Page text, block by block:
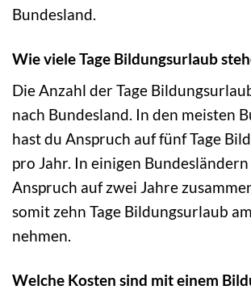
Bundesland.
Wie viele Tage Bildungsurlaub
Die Anzahl der Tage
nach Bundesland. In den meisten
hast du Anspruch auf fünf Tage
pro Jahr. In einigen
Anspruch auf zwei Jahre
somit zehn Tage Bildungsurlaub
nehmen.
Welche Kosten sind mit einem